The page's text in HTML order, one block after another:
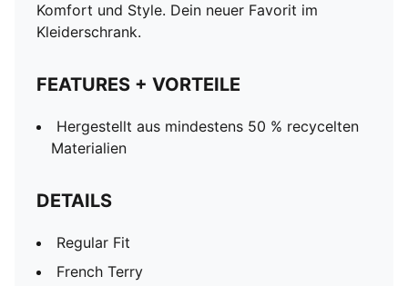
Komfort und Style. Dein neuer Favorit im
Kleiderschrank.
FEATURES + VORTEILE
Hergestellt aus mindestens 50 % recycelten
Materialien
DETAILS
Regular Fit
French Terry